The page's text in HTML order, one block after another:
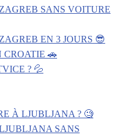
SANS VOITURE
EN 3 JOURS 😎
CROATIE 🚗
? 💦
À LJUBLJANA ? 🧐
SANS